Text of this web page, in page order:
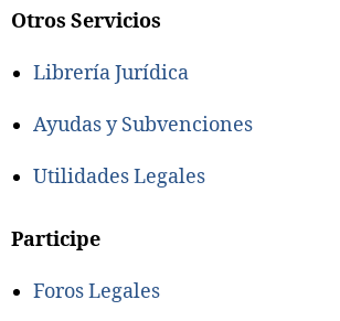
Otros Servicios
Librería Jurídica
Ayudas y Subvenciones
Utilidades Legales
Participe
Foros Legales